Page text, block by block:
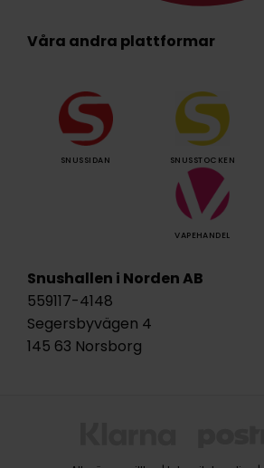
Våra andra plattformar
SNUSSIDAN SNUSSTOCKEN
VAPEHANDEL
Snushallen i Norden AB
559117-4148
Segersbyvägen 4
145 63 Norsborg